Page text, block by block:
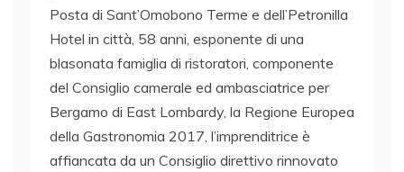
Posta di Sant’Omobono Terme e dell’Petronilla
Hotel in città, 58 anni, esponente di una
blasonata famiglia di ristoratori, componente
del Consiglio camerale ed ambasciatrice per
Bergamo di East Lombardy, la Regione Europea
della Gastronomia 2017, l’imprenditrice è
affiancata da un Consiglio direttivo rinnovato